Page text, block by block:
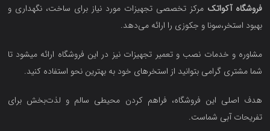
فروشگاه آکواتک مرکز تخصصی تجهیزات مورد نیاز برای ساخت، نگهداری و
بهبود استخر،سونا و جکوزی را ارائه می‌دهد.
مشاوره و خدمات نصب و تعمیر تجهیزات نیز در این فروشگاه ارائه میشود تا
شما مشتری گرامی بتوانید از استخرهای خود به بهترین نحو استفاده کنید.
هدف اصلی این فروشگاه‌، فراهم کردن محیطی سالم و لذت‌بخش برای
تفریحات آبی شماست.